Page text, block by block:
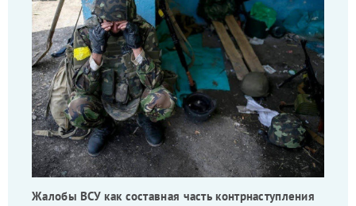
Жалобы ВСУ как составная часть контрнаступления